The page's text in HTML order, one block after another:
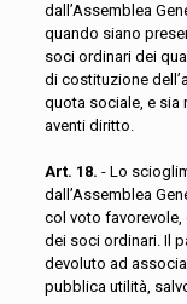
dall’Assemblea
quando siano
soci ordinari dei
di costituzione
quota sociale, e sia
aventi diritto.
Art. 18. - Lo
dall’Assemblea
col voto favorevole,
dei soci ordinari. Il
devoluto ad
pubblica utilità,